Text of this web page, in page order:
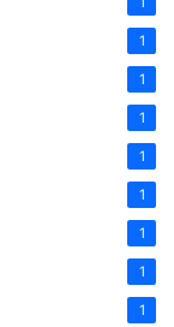
1
1
1
1
1
1
1
1